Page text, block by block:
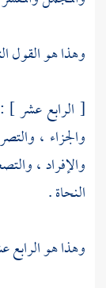
وهذا هو القول
[ الرابع عشر ] :
والجزاء ،
والإفراد ،
النحاة .
وهذا هو الرابع